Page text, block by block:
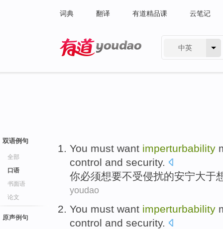
词典 翻译 有道精品课 云笔记
中英
双语例句
全部
口语
书面语
论文
原声例句
You must want imperturbability
control and security.
你必须想要不受侵扰的安宁大于
youdao
You must want imperturbability
control and security.